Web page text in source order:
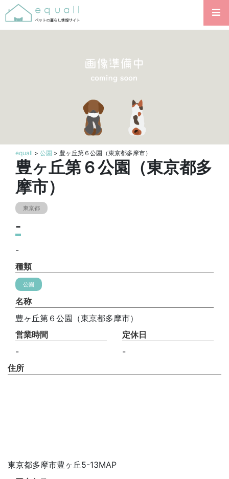
equall > 公園 > 豊ヶ丘第６公園（東京都多摩市）
豊ヶ丘第６公園（東京都多
摩市）
東京都
-
-
種類
公園
名称
豊ヶ丘第６公園（東京都多摩市）
営業時間
-
定休日
-
住所
東京都多摩市豊ヶ丘5-13MAP